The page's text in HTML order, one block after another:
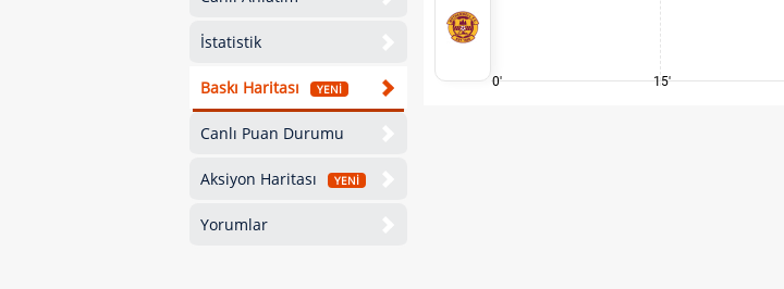
İstatistik
Baskı Haritası YENİ
Canlı Puan Durumu
Aksiyon Haritası YENİ
Yorumlar
0' 15'